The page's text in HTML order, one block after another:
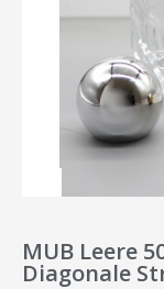
MUB Leere
Diagonale